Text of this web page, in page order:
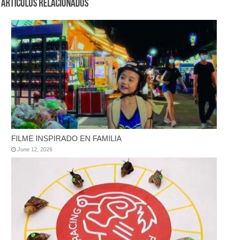
Artículos Relacionados
FILME INSPIRADO EN FAMILIA
June 12, 2026